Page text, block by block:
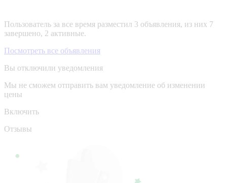
Пользователь за все время разместил 3 объявления, из них 7
завершено, 2 активные.
Посмотреть все объявления
Вы отключили уведомления
Мы не сможем отправить вам уведомление об изменении
цены
Включить
Отзывы